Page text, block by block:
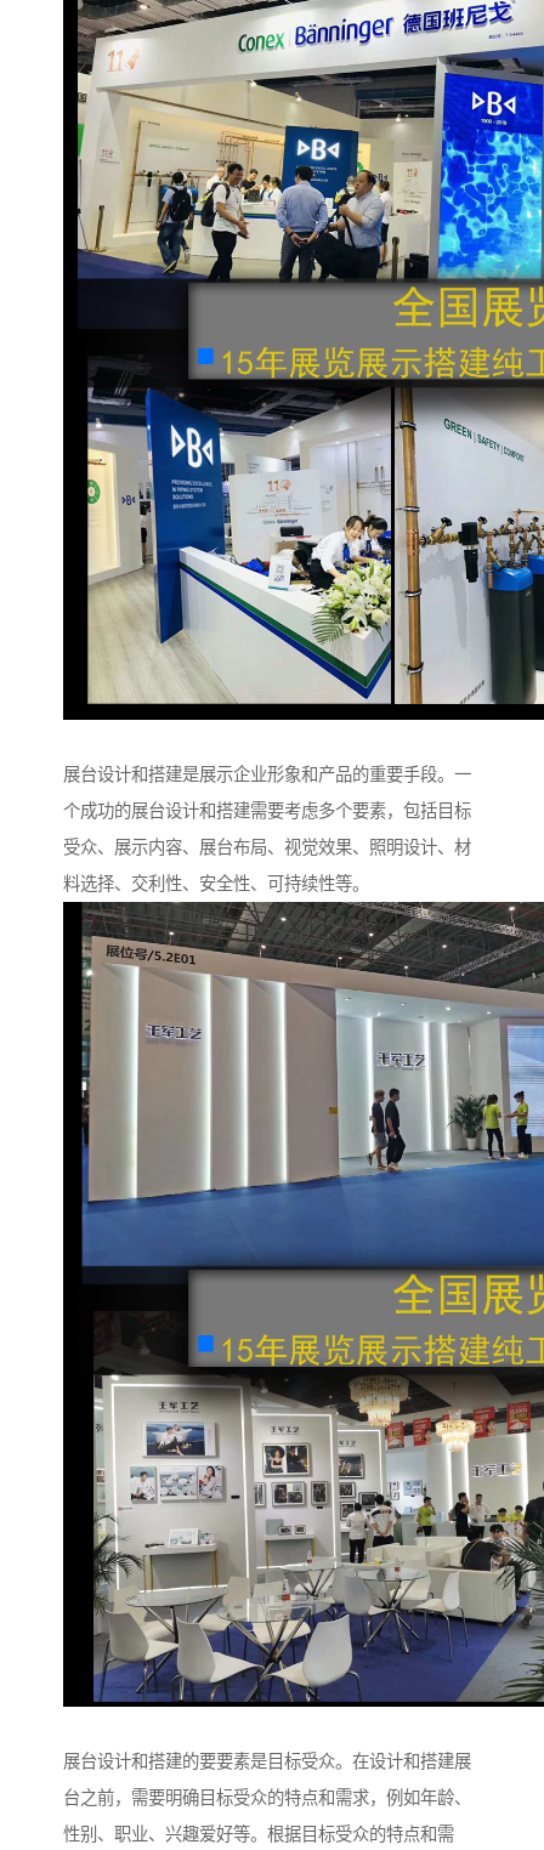
展台设计和搭建是展示企业形象和产品的重要手段。一
个成功的展台设计和搭建需要考虑多个要素，包括目标
受众、展示内容、展台布局、视觉效果、照明设计、材
料选择、交利性、安全性、可持续性等。
展台设计和搭建的要要素是目标受众。在设计和搭建展
台之前，需要明确目标受众的特点和需求，例如年龄、
性别、职业、兴趣爱好等。根据目标受众的特点和需